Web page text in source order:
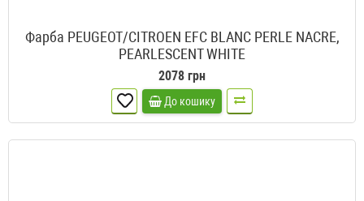
Фарба PEUGEOT/CITROEN EFC BLANC PERLE NACRE,
PEARLESCENT WHITE
2078 грн
До кошику